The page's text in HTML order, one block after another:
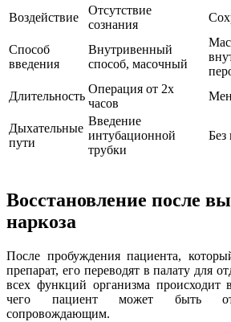
Воздействие
Отсутствие
сознания
Способ
введения
Внутривенный
способ, масочный
Длительность
Операция от 2х
часов
Дыхательные
пути
Введение
интубационной
трубки
Без
Восстановление после
наркоза
После пробуждения пациента,
препарат, его переводят в палату для
всех функций организма происходит
чего пациент может быть
сопровождающим.